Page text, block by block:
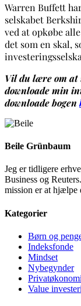
Warren Buffett
selskabet
ved at opkøbe
det som en skal,
Vil du lære om at
downloade min
downloade bogen
Beile Grünbaum
Jeg er tidligere
Business og
mission er at
Kategorier
Børn og
Indeksfonde
Mindset
Nybegynder
Privatøkonomi
Value